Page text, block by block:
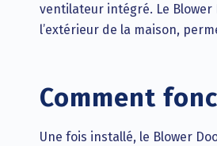
ventilateur intégré. Le
l’extérieur de la maison,
Comment
Une fois installé, le Blower